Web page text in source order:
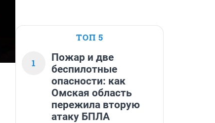
ТОП 5
1
Пожар и две
беспилотные
опасности: как
Омская область
пережила вторую
атаку БПЛА